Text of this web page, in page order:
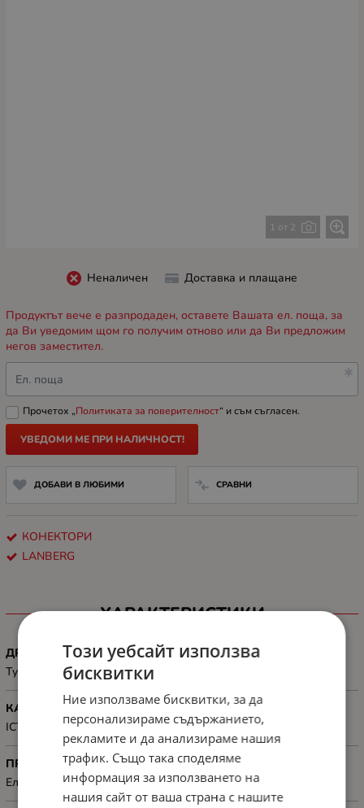
1 от 2
Неналичен Доставка и плащане
Продуктът вече е разпродаден, оставете Вашата ел. поща, за
да Ви уведомим щом го получим отново или да Ви предложим
негов заместител.
Ел. поща
Прочетох „Политиката за поверителност“ и съм съгласен.
УВЕДОМИ МЕ ПРИ НАЛИЧНОСТ!
ДОБАВИ В ЛЮБИМИ СРАВНИ
КОНЕКТОРИ
LANBERG
ХАРАКТЕРИСТИКИ
ДРУГИ
Type: Module; Shielded (FTP)
КАТЕГОРИЯ
ICT category: Cat. 6A
ПРЕДНАЗНАЧЕН ЗА
Електронна техника
Този уебсайт използва
бисквитки
Ние използваме бисквитки, за да
персонализираме съдържанието,
рекламите и да анализираме нашия
трафик. Също така споделяме
информация за използването на
нашия сайт от ваша страна с нашите